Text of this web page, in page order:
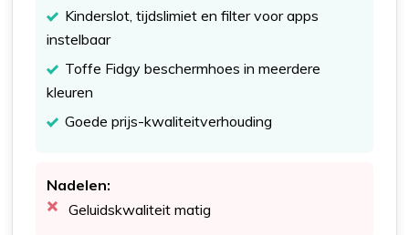
Kinderslot, tijdslimiet en filter voor apps
instelbaar
Toffe Fidgy beschermhoes in meerdere
kleuren
Goede prijs-kwaliteitverhouding
Nadelen:
Geluidskwaliteit matig